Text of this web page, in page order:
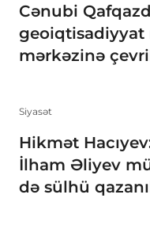
Cənubi
geoiqtisadiyyat
mərkəzinə
Siyasət
Hikmət
İlham Əliyev
də sülhü